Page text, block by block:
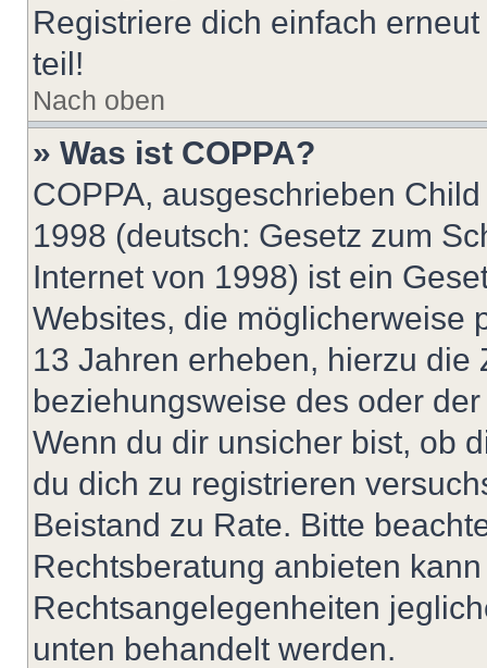
Registriere dich einfach
teil!
Nach oben
» Was ist COPPA?
COPPA, ausgeschrieben
1998 (deutsch: Gesetz zum
Internet von 1998) ist ein
Websites, die möglicherweise
13 Jahren erheben, hierzu die
beziehungsweise des oder
Wenn du dir unsicher bist, ob
du dich zu registrieren
Beistand zu Rate. Bitte
Rechtsberatung anbieten
Rechtsangelegenheiten
unten behandelt werden.